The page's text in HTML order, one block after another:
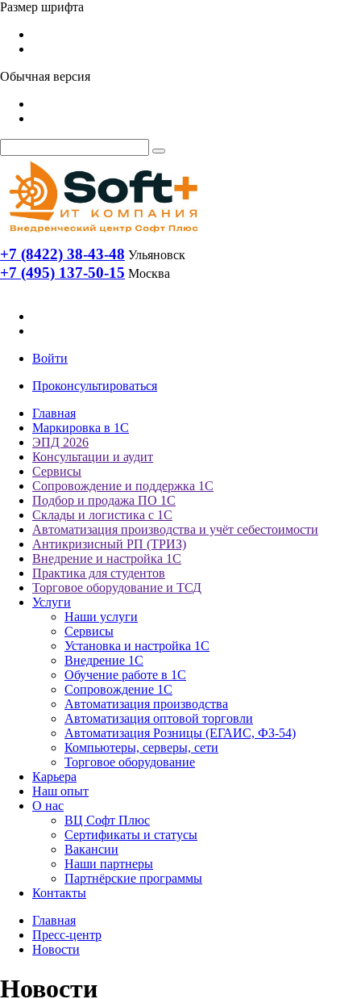
Размер шрифта
Обычная версия
+7 (8422) 38-43-48 Ульяновск
+7 (495) 137-50-15 Москва
Войти
Проконсультироваться
Главная
Маркировка в 1С
ЭПД 2026
Консультации и аудит
Сервисы
Сопровождение и поддержка 1С
Подбор и продажа ПО 1С
Склады и логистика с 1С
Автоматизация производства и учёт себестоимости
Антикризисный РП (ТРИЗ)
Внедрение и настройка 1С
Практика для студентов
Торговое оборудование и ТСД
Услуги
Наши услуги
Сервисы
Установка и настройка 1С
Внедрение 1С
Обучение работе в 1С
Сопровождение 1С
Автоматизация производства
Автоматизация оптовой торговли
Автоматизация Розницы (ЕГАИС, ФЗ-54)
Компьютеры, серверы, сети
Торговое оборудование
Карьера
Наш опыт
О нас
ВЦ Софт Плюс
Сертификаты и статусы
Вакансии
Наши партнеры
Партнёрские программы
Контакты
Главная
Пресс-центр
Новости
Новости